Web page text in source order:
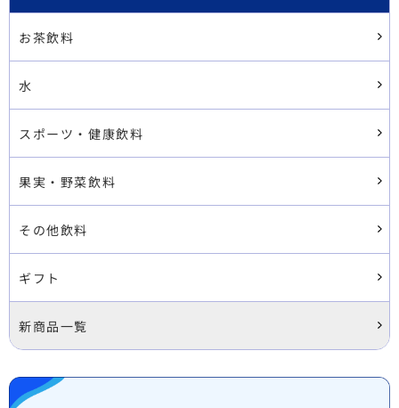
お茶飲料
水
スポーツ・健康飲料
果実・野菜飲料
その他飲料
ギフト
新商品一覧